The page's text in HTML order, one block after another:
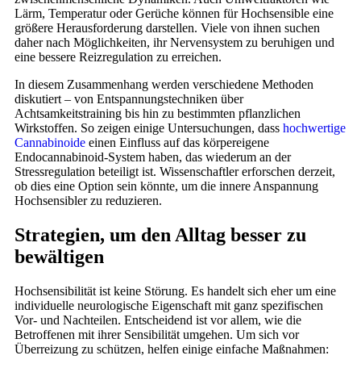
Lärm, Temperatur oder Gerüche können für Hochsensible eine
größere Herausforderung darstellen. Viele von ihnen suchen
daher nach Möglichkeiten, ihr Nervensystem zu beruhigen und
eine bessere Reizregulation zu erreichen.
In diesem Zusammenhang werden verschiedene Methoden
diskutiert – von Entspannungstechniken über
Achtsamkeitstraining bis hin zu bestimmten pflanzlichen
Wirkstoffen. So zeigen einige Untersuchungen, dass hochwertige
Cannabinoide einen Einfluss auf das körpereigene
Endocannabinoid-System haben, das wiederum an der
Stressregulation beteiligt ist. Wissenschaftler erforschen derzeit,
ob dies eine Option sein könnte, um die innere Anspannung
Hochsensibler zu reduzieren.
Strategien, um den Alltag besser zu
bewältigen
Hochsensibilität ist keine Störung. Es handelt sich eher um eine
individuelle neurologische Eigenschaft mit ganz spezifischen
Vor- und Nachteilen. Entscheidend ist vor allem, wie die
Betroffenen mit ihrer Sensibilität umgehen. Um sich vor
Überreizung zu schützen, helfen einige einfache Maßnahmen: